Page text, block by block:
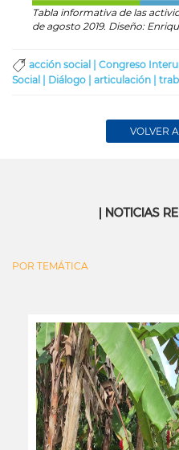
Tabla informativa de las
de agosto 2019. Diseño:
acción social | Congreso
Social | Diálogo | articulación |
VOLVER
| NOTICIAS
POR TEMÁTICA